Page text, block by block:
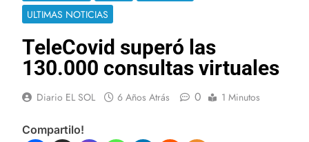
ULTIMAS NOTICIAS
TeleCovid superó las
130.000 consultas virtuales
Diario EL SOL 6 Años Atrás 0 1 Minutos
Compartilo!